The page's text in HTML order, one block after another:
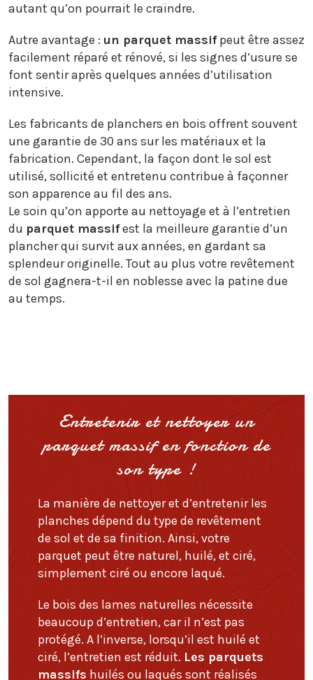
autant qu’on pourrait le craindre.
Autre avantage : un parquet massifpeut être assez
facilement réparé et rénové, si les signes d’usure se
font sentir après quelques années d’utilisation
intensive.
Les fabricants de planchers en bois offrent souvent
une garantie de 30 ans sur les matériaux et la
fabrication. Cependant, la façon dont le sol est
utilisé, sollicité et entretenu contribue à façonner
son apparence au fil des ans.
Le soin qu’on apporte au nettoyage et à l’entretien
du parquet massifest la meilleure garantie d’un
plancher qui survit aux années, en gardant sa
splendeur originelle. Tout au plus votre revêtement
de sol gagnera-t-il en noblesse avec la patine due
au temps.
Entretenir et nettoyer un
parquet massif en fonction de
son type !
La manière de nettoyer et d’entretenir les
planches dépend du type de revêtement
de sol et de sa finition. Ainsi, votre
parquet peut être naturel, huilé, et ciré,
simplement ciré ou encore laqué.
Le bois des lames naturelles nécessite
beaucoup d’entretien, car il n’est pas
protégé. A l’inverse, lorsqu’il est huilé et
ciré, l’entretien est réduit. Les parquets
massifs huilés ou laqués sont réalisés